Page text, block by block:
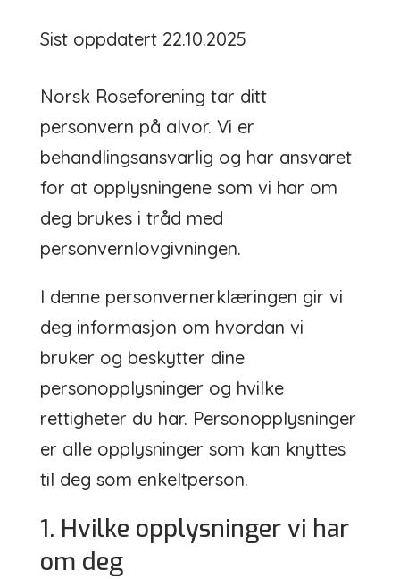
Sist oppdatert 22.10.2025
Norsk Roseforening tar ditt
personvern på alvor. Vi er
behandlingsansvarlig og har ansvaret
for at opplysningene som vi har om
deg brukes i tråd med
personvernlovgivningen.
I denne personvernerklæringen gir vi
deg informasjon om hvordan vi
bruker og beskytter dine
personopplysninger og hvilke
rettigheter du har. Personopplysninger
er alle opplysninger som kan knyttes
til deg som enkeltperson.
1. Hvilke opplysninger vi har
om deg